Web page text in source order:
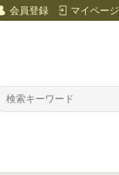
会員登録 マイページ